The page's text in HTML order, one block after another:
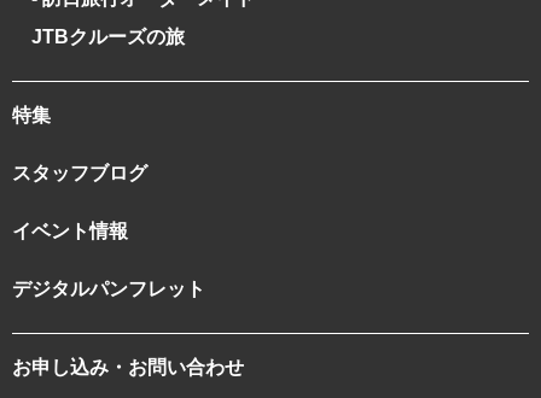
JTBクルーズの旅
特集
スタッフブログ
イベント情報
デジタルパンフレット
お申し込み・お問い合わせ